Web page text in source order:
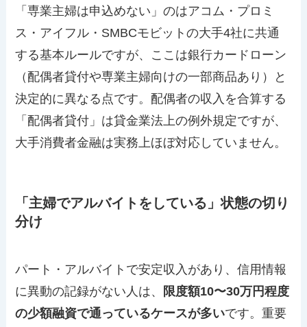
「専業主婦は申込めない」のはアコム・プロミ
ス・アイフル・SMBCモビットの大手4社に共通
する基本ルールですが、ここは銀行カードローン
（配偶者貸付や専業主婦向けの一部商品あり）と
決定的に異なる点です。配偶者の収入を合算する
「配偶者貸付」は貸金業法上の例外規定ですが、
大手消費者金融は実務上ほぼ対応していません。
「主婦でアルバイトをしている」状態の切り
分け
パート・アルバイトで安定収入があり、信用情報
に異動の記録がない人は、
限度額10〜30万円程度
の少額融資で通っているケースが多いです。重要